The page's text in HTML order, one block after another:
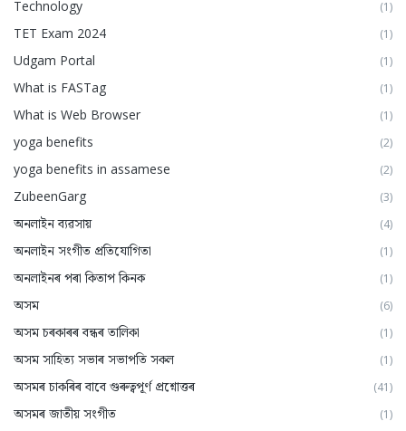
Technology (1)
TET Exam 2024 (1)
Udgam Portal (1)
What is FASTag (1)
What is Web Browser (1)
yoga benefits (2)
yoga benefits in assamese (2)
ZubeenGarg (3)
অনলাইন ব্যৱসায় (4)
অনলাইন সংগীত প্ৰতিযোগিতা (1)
অনলাইনৰ পৰা কিতাপ কিনক (1)
অসম (6)
অসম চৰকাৰৰ বন্ধৰ তালিকা (1)
অসম সাহিত্য সভাৰ সভাপতি সকল (1)
অসমৰ চাকৰিৰ বাবে গুৰুত্বপূৰ্ণ প্ৰশ্নোত্তৰ (41)
অসমৰ জাতীয় সংগীত (1)